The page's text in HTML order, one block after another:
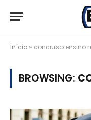
Início » concurso ensino
BROWSING: